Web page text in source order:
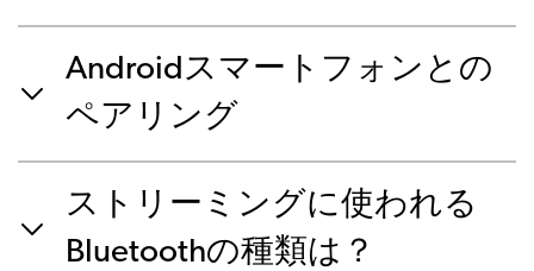
Androidスマートフォンとの
ペアリング
ストリーミングに使われる
Bluetoothの種類は？